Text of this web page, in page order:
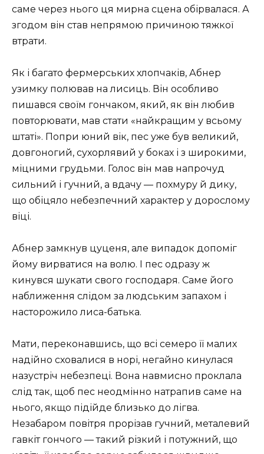
саме через нього ця мирна сцена обірвалася. А
згодом він став непрямою причиною тяжкої
втрати.
Як і багато фермерських хлопчаків, Абнер
узимку полював на лисиць. Він особливо
пишався своїм гончаком, який, як він любив
повторювати, мав стати «найкращим у всьому
штаті». Попри юний вік, пес уже був великий,
довгоногий, сухорлявий у боках і з широкими,
міцними грудьми. Голос він мав напрочуд
сильний і гучний, а вдачу — похмуру й дику,
що обіцяло небезпечний характер у дорослому
віці.
Абнер замкнув цуценя, але випадок допоміг
йому вирватися на волю. І пес одразу ж
кинувся шукати свого господаря. Саме його
наближення слідом за людським запахом і
насторожило лиса-батька.
Мати, переконавшись, що всі семеро її малих
надійно сховалися в норі, негайно кинулася
назустріч небезпеці. Вона навмисно проклала
слід так, щоб пес неодмінно натрапив саме на
нього, якщо підійде близько до лігва.
Незабаром повітря прорізав гучний, металевий
гавкіт гончого — такий різкий і потужний, що